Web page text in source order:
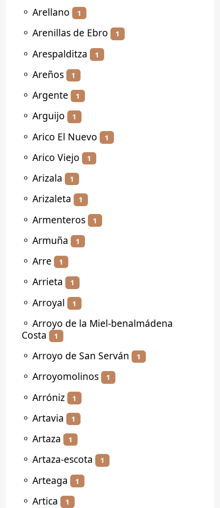
⚬ Arellano 1
⚬ Arenillas de Ebro 1
⚬ Arespalditza 1
⚬ Areños 1
⚬ Argente 1
⚬ Arguijo 1
⚬ Arico El Nuevo 1
⚬ Arico Viejo 1
⚬ Arizala 1
⚬ Arizaleta 1
⚬ Armenteros 1
⚬ Armuña 1
⚬ Arre 1
⚬ Arrieta 1
⚬ Arroyal 1
⚬ Arroyo de la Miel-benalmádena
Costa
1
⚬ Arroyo de San Serván 1
⚬ Arroyomolinos 1
⚬ Arróniz 1
⚬ Artavia 1
⚬ Artaza 1
⚬ Artaza-escota 1
⚬ Arteaga 1
⚬ Artica 1